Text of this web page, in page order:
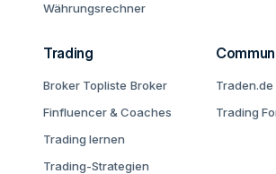
Währungsrechner
Trading
Broker Topliste Broker
Finfluencer & Coaches
Trading lernen
Trading-Strategien
Traden.de
Trading